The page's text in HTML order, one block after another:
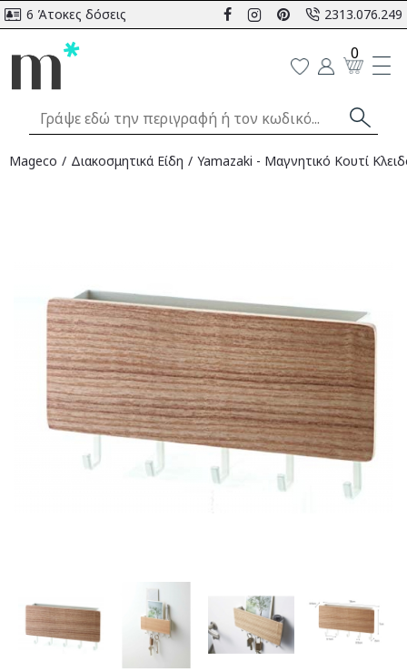
6 Άτοκες δόσεις 2313.076.249
0
Mageco Διακοσμητικά Είδη Yamazaki - Μαγνητικό Κουτί